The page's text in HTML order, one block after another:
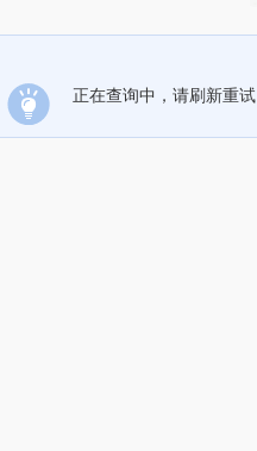
正在查询中，请刷新重试